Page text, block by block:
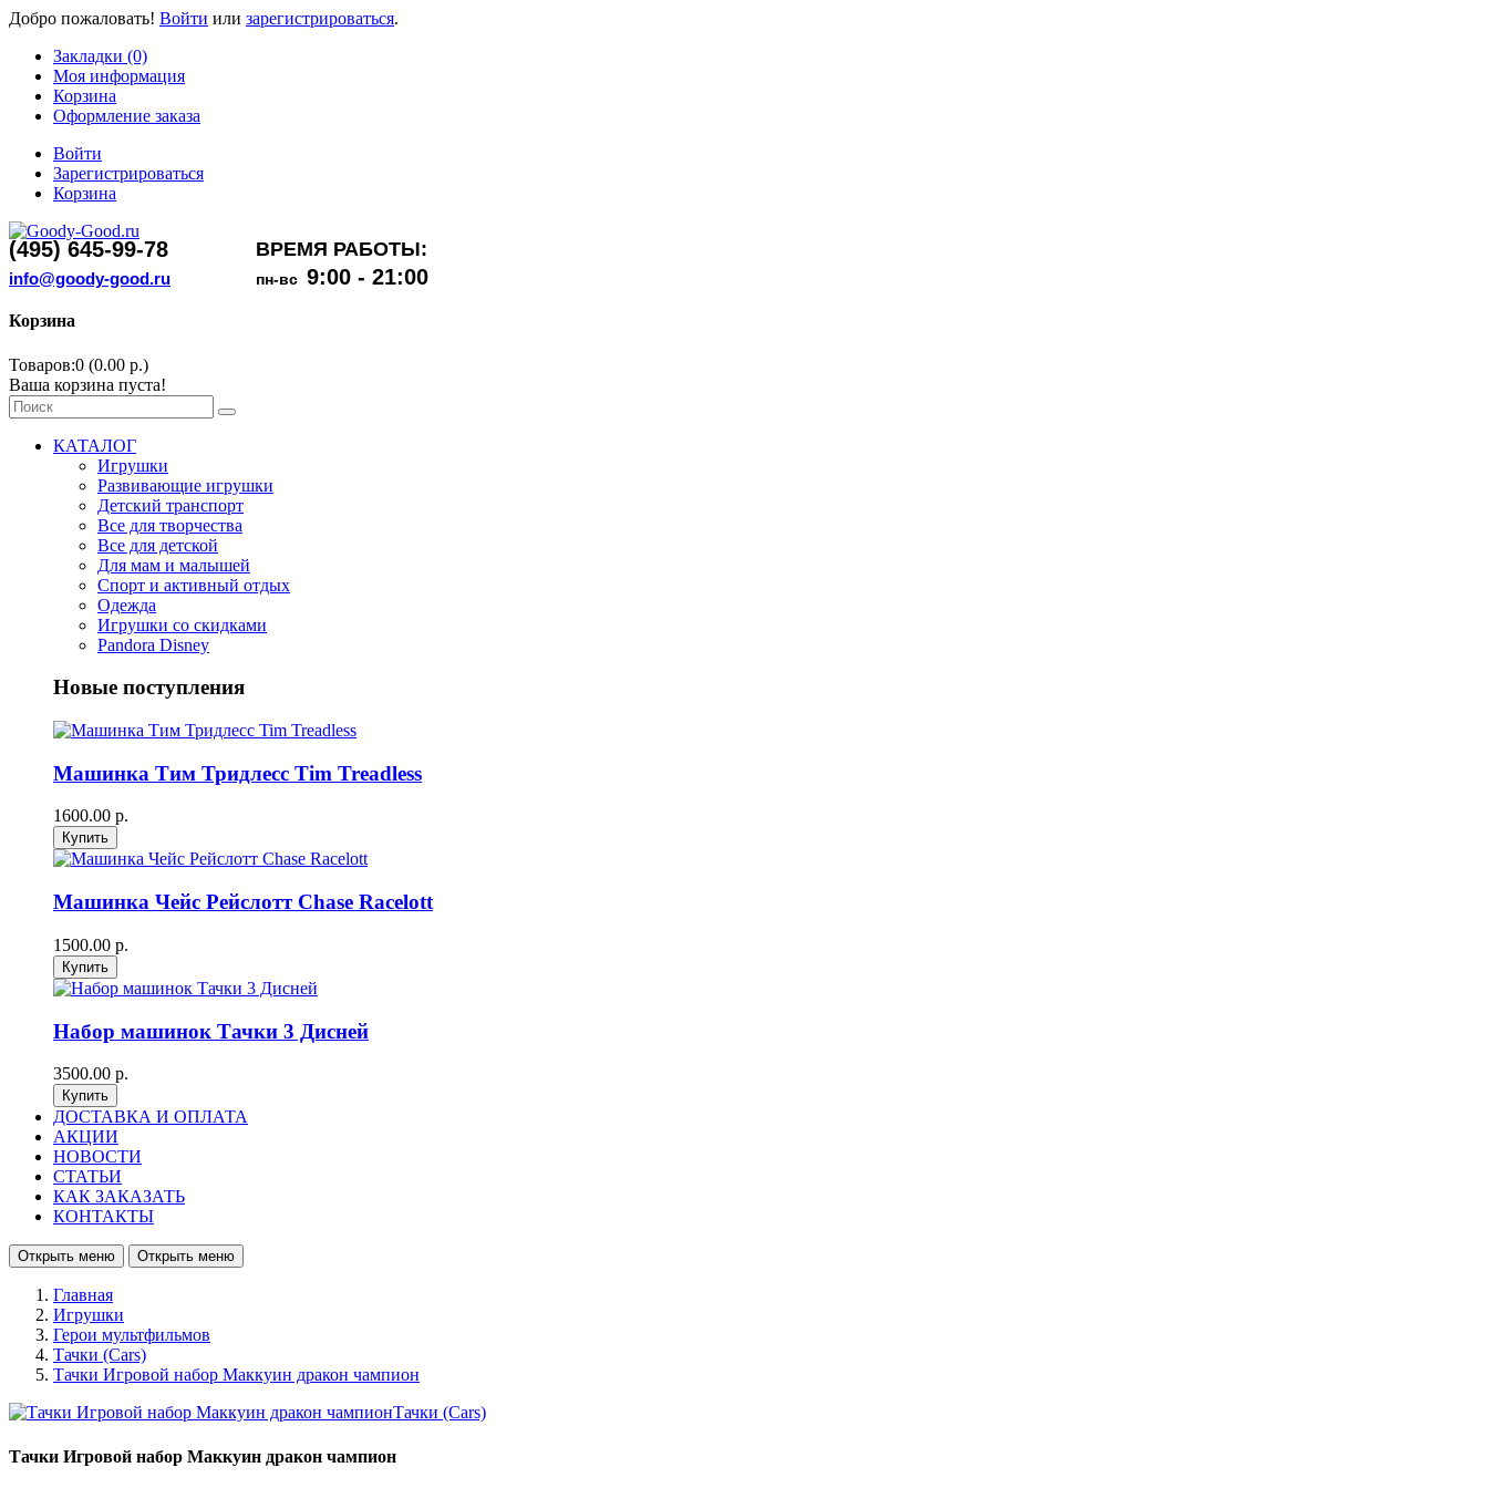
Добро пожаловать! Войти или зарегистрироваться.
Закладки (0)
Моя информация
Корзина
Оформление заказа
Войти
Зарегистрироваться
Корзина
(495) 645-99-78 ВРЕМЯ РАБОТЫ:
info@goody-good.ru пн-вс 9:00 - 21:00
Корзина
Товаров:0 (0.00 р.)
Ваша корзина пуста!
КАТАЛОГ
Игрушки
Развивающие игрушки
Детский транспорт
Все для творчества
Все для детской
Для мам и малышей
Спорт и активный отдых
Одежда
Игрушки со скидками
Pandora Disney
Новые поступления
Машинка Тим Тридлесс Tim Treadless
1600.00 р.
Машинка Чейс Рейслотт Chase Racelott
1500.00 р.
Набор машинок Тачки 3 Дисней
3500.00 р.
ДОСТАВКА И ОПЛАТА
АКЦИИ
НОВОСТИ
СТАТЬИ
КАК ЗАКАЗАТЬ
КОНТАКТЫ
Открыть меню Открыть меню
Главная
Игрушки
Герои мультфильмов
Тачки (Cars)
Тачки Игровой набор Маккуин дракон чампион
Тачки Игровой набор Маккуин дракон чампион